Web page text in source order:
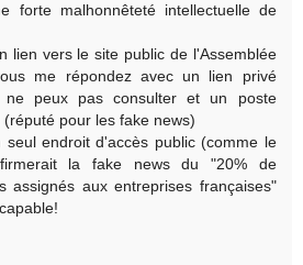
forte malhonnêteté intellectuelle de
lien vers le site public de l'Assemblée
me répondez avec un lien privé
peux pas consulter et un poste
pour les fake news)
seul endroit d'accès public (comme le
la fake news du "20% de
assignés aux entreprises françaises"